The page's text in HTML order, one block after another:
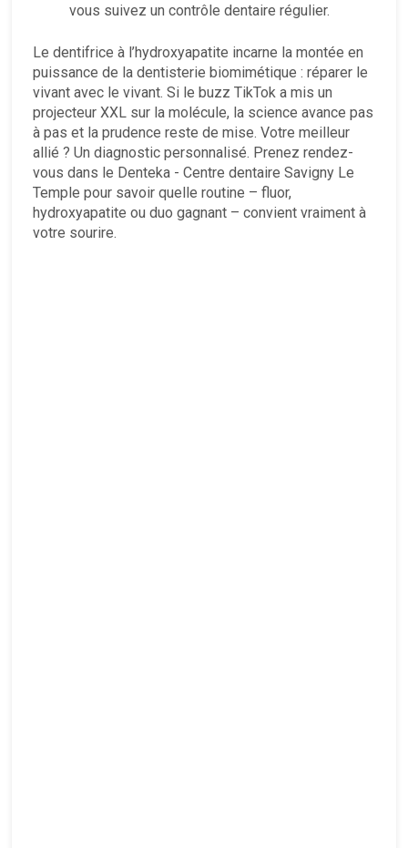
vous suivez un contrôle dentaire régulier.
Le dentifrice à l’hydroxyapatite incarne la montée en
puissance de la dentisterie biomimétique : réparer le
vivant avec le vivant. Si le buzz TikTok a mis un
projecteur XXL sur la molécule, la science avance pas
à pas et la prudence reste de mise. Votre meilleur
allié ? Un diagnostic personnalisé. Prenez rendez-
vous dans le Denteka - Centre dentaire Savigny Le
Temple pour savoir quelle routine – fluor,
hydroxyapatite ou duo gagnant – convient vraiment à
votre sourire.